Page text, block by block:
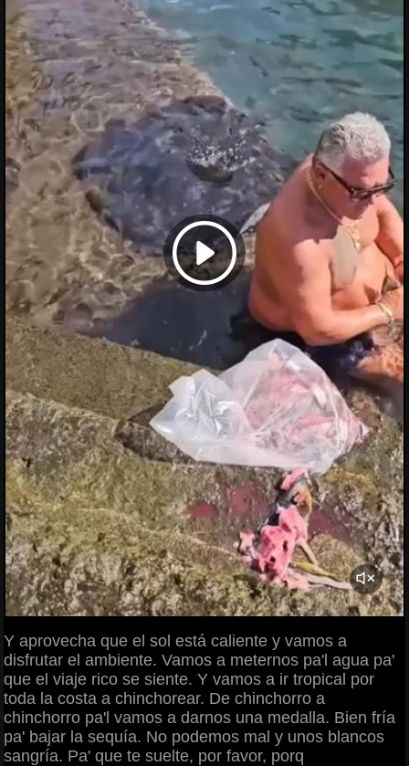
Y aprovecha que el sol está caliente y vamos a
disfrutar el ambiente. Vamos a meternos pa'l agua pa'
que el viaje rico se siente. Y vamos a ir tropical por
toda la costa a chinchorear. De chinchorro a
chinchorro pa'l vamos a darnos una medalla. Bien fría
pa' bajar la sequía. No podemos mal y unos blancos
sangría. Pa' que te suelte, por favor, porq